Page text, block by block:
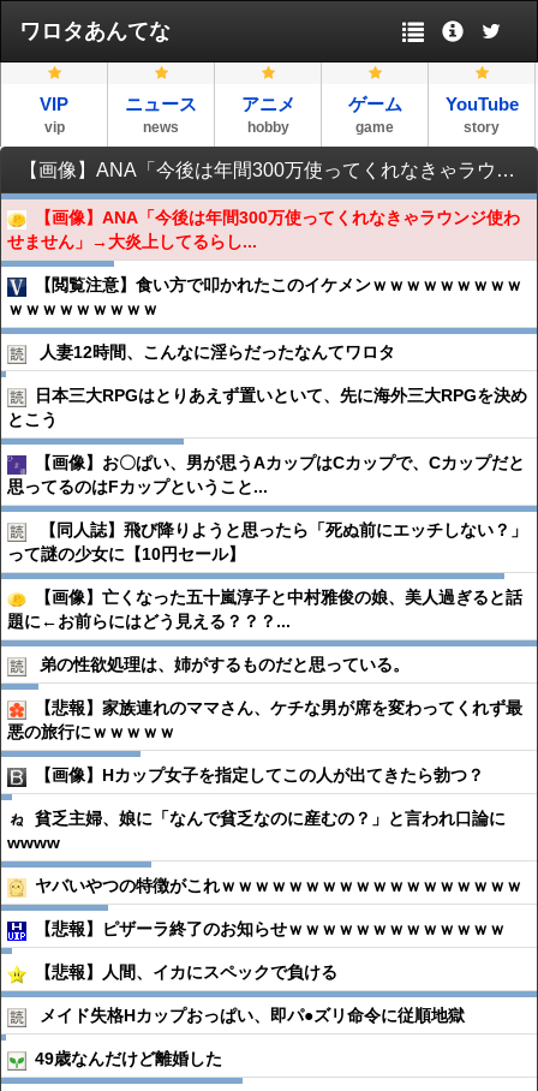
ワロタあんてな
VIP
vip
ニュース
news
アニメ
hobby
ゲーム
game
YouTube
story
【画像】ANA「今後は年間300万使ってくれなきゃラウンジ使わせません」→大炎上してるらしいんだがどう思う？？？？？？？
【画像】ANA「今後は年間300万使ってくれなきゃラウンジ使わ
せません」→大炎上してるらし...
【閲覧注意】食い方で叩かれたこのイケメンｗｗｗｗｗｗｗｗｗ
ｗｗｗｗｗｗｗｗｗ
人妻12時間、こんなに淫らだったなんてワロタ
日本三大RPGはとりあえず置いといて、先に海外三大RPGを決め
とこう
【画像】お〇ぱい、男が思うAカップはCカップで、Cカップだと
思ってるのはFカップということ...
【同人誌】飛び降りようと思ったら「死ぬ前にエッチしない？」
って謎の少女に【10円セール】
【画像】亡くなった五十嵐淳子と中村雅俊の娘、美人過ぎると話
題に←お前らにはどう見える？？？...
弟の性欲処理は、姉がするものだと思っている。
【悲報】家族連れのママさん、ケチな男が席を変わってくれず最
悪の旅行にｗｗｗｗｗ
【画像】Hカップ女子を指定してこの人が出てきたら勃つ？
貧乏主婦、娘に「なんで貧乏なのに産むの？」と言われ口論に
wwww
ヤバいやつの特徴がこれｗｗｗｗｗｗｗｗｗｗｗｗｗｗｗｗｗｗ
【悲報】ピザーラ終了のお知らせｗｗｗｗｗｗｗｗｗｗｗｗｗ
【悲報】人間、イカにスペックで負ける
メイド失格Hカップおっぱい、即パ●︎ズリ命令に従順地獄
49歳なんだけど離婚した